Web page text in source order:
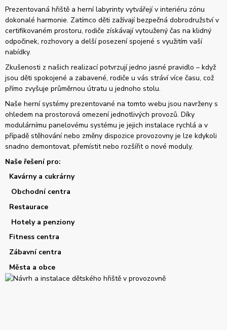
Prezentovaná hřiště a herní labyrinty vytvářejí v interiéru zónu
dokonalé harmonie. Zatímco děti zažívají bezpečná dobrodružství v
certifikovaném prostoru, rodiče získávají vytoužený čas na klidný
odpočinek, rozhovory a delší posezení spojené s využitím vaší
nabídky.
Zkušenosti z našich realizací potvrzují jedno jasné pravidlo – když
jsou děti spokojené a zabavené, rodiče u vás stráví více času, což
přímo zvyšuje průměrnou útratu u jednoho stolu.
Naše herní systémy prezentované na tomto webu jsou navrženy s
ohledem na prostorová omezení jednotlivých provozů. Díky
modulárnímu panelovému systému je jejich instalace rychlá a v
případě stěhování nebo změny dispozice provozovny je lze kdykoli
snadno demontovat, přemístit nebo rozšířit o nové moduly.
Naše řešení pro:
Kavárny a cukrárny
Obchodní centra
Restaurace
Hotely a penziony
Fitness centra
Zábavní centra
Města a obce